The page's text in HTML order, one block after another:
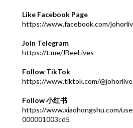
Like Facebook Page
https://www.facebook.com/
Join Telegram
https://t.me/JBeeLives
Follow TikTok
https://www.tiktok.com/
Follow 小红书
https://www.xiaohongshu.com/
000001003cd5